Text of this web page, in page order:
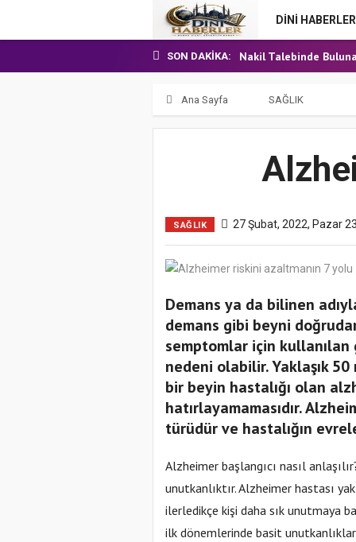
DİNİ HABERLER
SON DAKIKA:
24 Temmuz 2026 -
7 Ağustos 2026 -
Nakil Talebinde
Aşçı Alımı (Kurum İçi)
31 Temmuz 2026 -
24 Temmuz 2026 -
7 Ağustos 2026 -
Ana Sayfa SAĞLIK
SAĞLIK 27 Şubat, 2022, Pazar
Demans ya da bilinen
demans gibi beyni
semptomlar için kullanılan
nedeni olabilir. Yaklaşık
bir beyin hastalığı olan
hatırlayamamasıdır.
türüdür ve hastalığın
Alzheimer başlangıcı nasıl
unutkanlıktır. Alzheimer hastası
ilerledikçe kişi daha sık unutmaya
ilk dönemlerinde basit